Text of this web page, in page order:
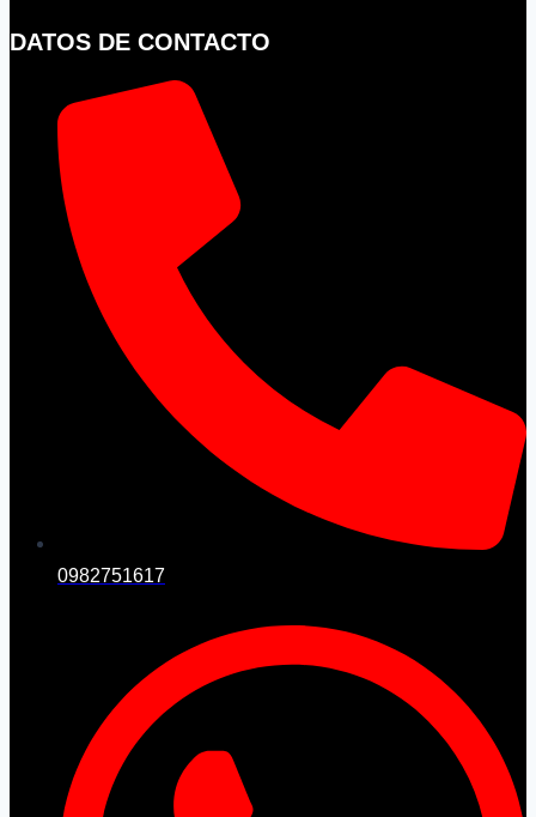
DATOS DE CONTACTO
0982751617